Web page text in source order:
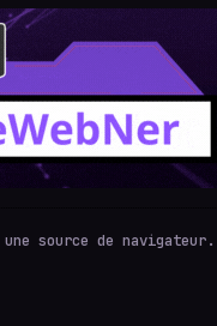
source de navigateur.